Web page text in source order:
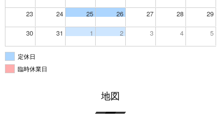
23 24 25 26 27 28 29
30 31 1 2 3 4 5
定休日
臨時休業日
地図